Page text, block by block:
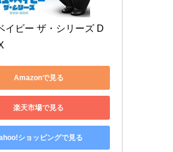
イビー ザ・シリーズ D
Amazonで見る
楽天市場で見る
ショッピングで見る